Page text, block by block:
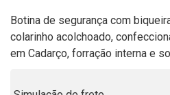
Botina de segurança com
colarinho acolchoado,
em Cadarço, forração interna e